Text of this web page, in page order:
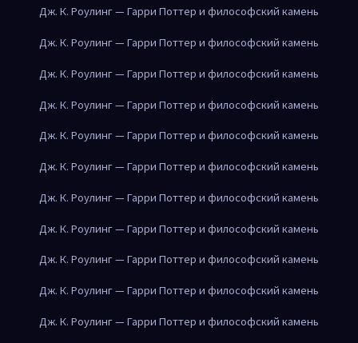
Дж. К. Роулинг — Гарри Поттер и философский камень
Дж. К. Роулинг — Гарри Поттер и философский камень
Дж. К. Роулинг — Гарри Поттер и философский камень
Дж. К. Роулинг — Гарри Поттер и философский камень
Дж. К. Роулинг — Гарри Поттер и философский камень
Дж. К. Роулинг — Гарри Поттер и философский камень
Дж. К. Роулинг — Гарри Поттер и философский камень
Дж. К. Роулинг — Гарри Поттер и философский камень
Дж. К. Роулинг — Гарри Поттер и философский камень
Дж. К. Роулинг — Гарри Поттер и философский камень
Дж. К. Роулинг — Гарри Поттер и философский камень